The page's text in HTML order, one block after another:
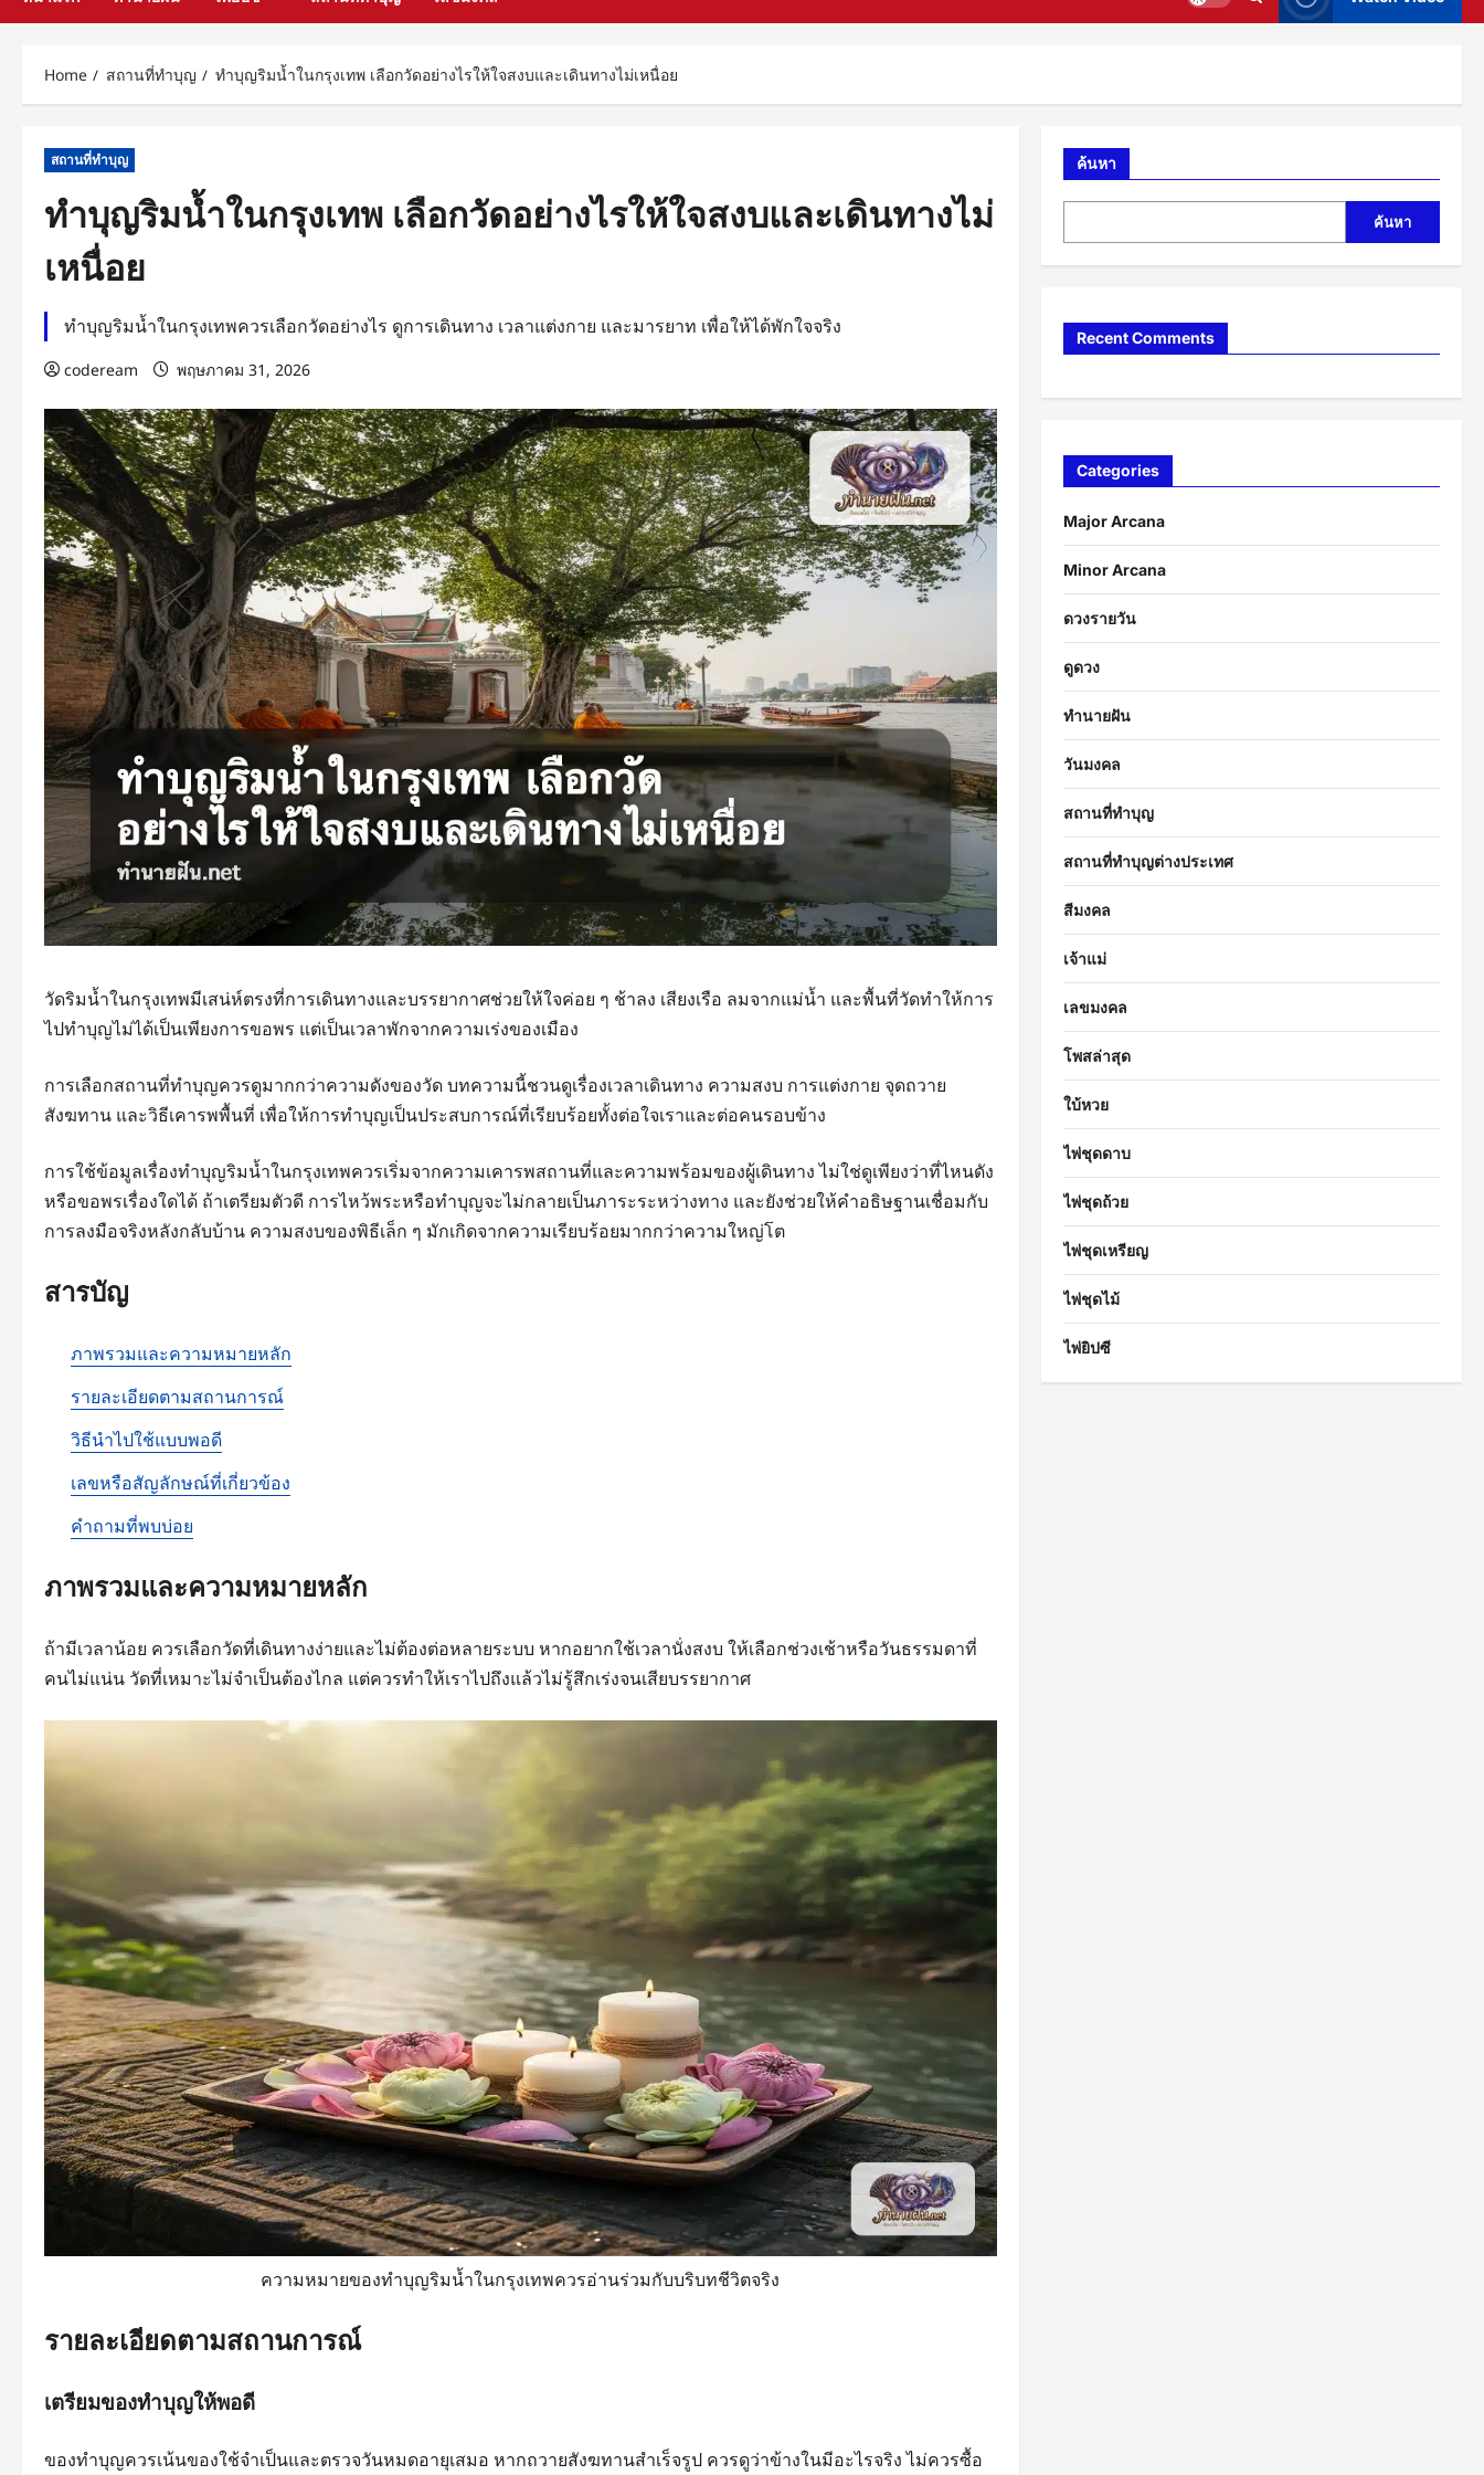
Home สถานที่ทำบุญ ทำบุญริมน้ำในกรุงเทพ เลือกวัดอย่างไรให้ใจสงบและเดินทางไม่เหนื่อย
สถานที่ทำบุญ
ทำบุญริมน้ำในกรุงเทพ เลือกวัดอย่างไรให้ใจสงบและเดินทางไม่
เหนื่อย
ทำบุญริมน้ำในกรุงเทพควรเลือกวัดอย่างไร ดูการเดินทาง เวลาแต่งกาย และมารยาท เพื่อให้ได้พักใจจริง
codeream พฤษภาคม 31, 2026
วัดริมน้ำในกรุงเทพมีเสน่ห์ตรงที่การเดินทางและบรรยากาศช่วยให้ใจค่อย ๆ ช้าลง เสียงเรือ ลมจากแม่น้ำ และพื้นที่วัดทำให้การ
ไปทำบุญไม่ได้เป็นเพียงการขอพร แต่เป็นเวลาพักจากความเร่งของเมือง
การเลือกสถานที่ทำบุญควรดูมากกว่าความดังของวัด บทความนี้ชวนดูเรื่องเวลาเดินทาง ความสงบ การแต่งกาย จุดถวาย
สังฆทาน และวิธีเคารพพื้นที่ เพื่อให้การทำบุญเป็นประสบการณ์ที่เรียบร้อยทั้งต่อใจเราและต่อคนรอบข้าง
การใช้ข้อมูลเรื่องทำบุญริมน้ำในกรุงเทพควรเริ่มจากความเคารพสถานที่และความพร้อมของผู้เดินทาง ไม่ใช่ดูเพียงว่าที่ไหนดัง
หรือขอพรเรื่องใดได้ ถ้าเตรียมตัวดี การไหว้พระหรือทำบุญจะไม่กลายเป็นภาระระหว่างทาง และยังช่วยให้คำอธิษฐานเชื่อมกับ
การลงมือจริงหลังกลับบ้าน ความสงบของพิธีเล็ก ๆ มักเกิดจากความเรียบร้อยมากกว่าความใหญ่โต
สารบัญ
ภาพรวมและความหมายหลัก
รายละเอียดตามสถานการณ์
วิธีนำไปใช้แบบพอดี
เลขหรือสัญลักษณ์ที่เกี่ยวข้อง
คำถามที่พบบ่อย
ภาพรวมและความหมายหลัก
ถ้ามีเวลาน้อย ควรเลือกวัดที่เดินทางง่ายและไม่ต้องต่อหลายระบบ หากอยากใช้เวลานั่งสงบ ให้เลือกช่วงเช้าหรือวันธรรมดาที่
คนไม่แน่น วัดที่เหมาะไม่จำเป็นต้องไกล แต่ควรทำให้เราไปถึงแล้วไม่รู้สึกเร่งจนเสียบรรยากาศ
ความหมายของทำบุญริมน้ำในกรุงเทพควรอ่านร่วมกับบริบทชีวิตจริง
รายละเอียดตามสถานการณ์
เตรียมของทำบุญให้พอดี
ของทำบุญควรเน้นของใช้จำเป็นและตรวจวันหมดอายุเสมอ หากถวายสังฆทานสำเร็จรูป ควรดูว่าข้างในมีอะไรจริง ไม่ควรซื้อ
ค้นหา
ค้นหา
Recent Comments
Categories
Major Arcana
Minor Arcana
ดวงรายวัน
ดูดวง
ทำนายฝัน
วันมงคล
สถานที่ทำบุญ
สถานที่ทำบุญต่างประเทศ
สีมงคล
เจ้าแม่
เลขมงคล
โพสล่าสุด
ใบ้หวย
ไพ่ชุดดาบ
ไพ่ชุดถ้วย
ไพ่ชุดเหรียญ
ไพ่ชุดไม้
ไพ่ยิปซี